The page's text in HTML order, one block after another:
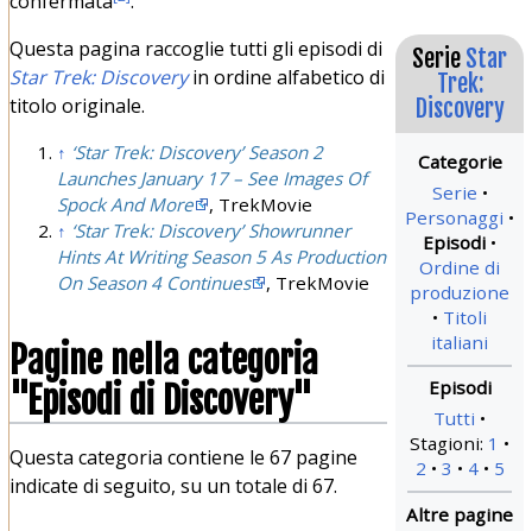
Serie Star
Trek:
Discovery
Serie
Personaggi
Episodi
Ordine di
produzione
Titoli
italiani
Tutti
Stagioni: 1
2
3 4 5
Questa pagina raccoglie tutti gli episodi di
Star Trek: Discoveryin ordine alfabetico di
titolo originale.
↑ ‘Star Trek: Discovery’ Season 2
Launches January 17 – See Images Of
Spock And More
, TrekMovie
↑ ‘Star Trek: Discovery’ Showrunner
Hints At Writing Season 5 As Production
On Season 4 Continues
, TrekMovie
Pagine nella categoria
"Episodi di Discovery"
Questa categoria contiene le 67 pagine
indicate di seguito, su un totale di 67.